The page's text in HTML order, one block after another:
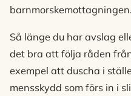
barnmorskemottagningen.
Så länge du har avslag
det bra att följa råden
exempel att duscha i
mensskydd som förs in i